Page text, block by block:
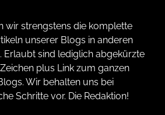
wir strengstens die komplette
unserer Blogs in anderen
Erlaubt sind lediglich abgekürzte
plus Link zum ganzen
Wir behalten uns bei
Schritte vor. Die Redaktion!